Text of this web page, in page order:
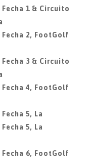
1 & Circuito
2, FootGolf
3 & Circuito
4, FootGolf
5, La
5, La
6, FootGolf